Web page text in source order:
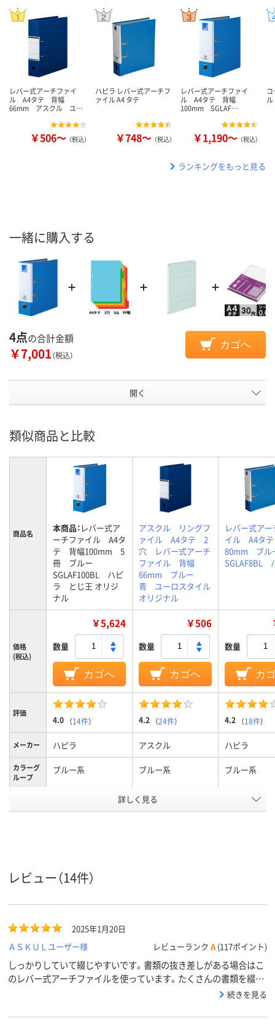
レバー式アーチファイ
ル A4タテ 背幅
66mm アスクル ユ…
￥506～ （税込）
ハピラ レバー式アーチフ
ァイル A4 タテ
￥748～ （税込）
レバー式アーチファイ
ル A4タテ 背幅
100mm SGLAF…
￥1,190～ （税込）
ル
ランキングをもっと見る
一緒に購入する
4点の合計金額
￥7,001（税込）
カゴへ
開く
類似商品と比較
商品名 本商品： レバー式ア
ーチファイル A4タ
テ 背幅100mm 5
冊 ブルー
SGLAF100BL ハピ
ラ とじ王 オリジ
ナル
アスクル リングフ
ァイル A4タテ 2
穴 レバー式アーチ
ファイル 背幅
66mm ブルー
青 ユーロスタイル
オリジナル
レバー式ア
イル A4タ
80mm ブ
SGLAF8BL
価格
(税込)
￥5,624
数量
カゴへ
￥506
数量
カゴへ
数量
カ
評価
4.0 （14件） 4.2 （24件） 4.2 （18件）
メーカー ハピラ アスクル ハピラ
カラーグ
ループ
ブルー系 ブルー系 ブルー系
100mm
背幅66mm、66mm 背幅80mm、
商品環境
75 70
詳しく見る
レビュー（14件）
2025年1月20日
ＡＳＫＵＬユーザー様
レビューランク A (117ポイント)
しっかりしていて綴じやすいです。書類の抜き差しがある場合はこ
のレバー式アーチファイルを使っています。たくさんの書類を綴じ
続きを見る